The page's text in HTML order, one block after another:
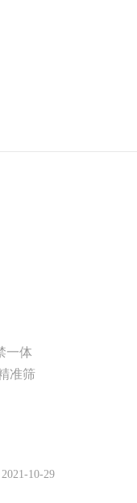
一体
准筛
2021-10-29